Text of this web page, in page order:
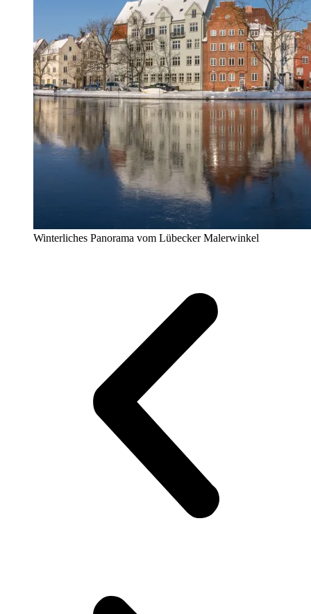
Winterliches Panorama vom Lübecker Malerwinkel